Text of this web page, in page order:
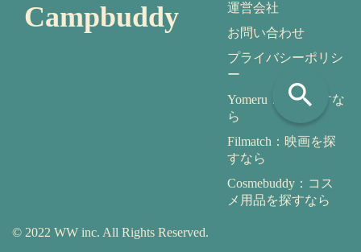
search
Campbuddy
運営会社
お問い合わせ
プライバシーポリシ
ー
Yomeru：本を探すな
ら
Filmatch：映画を探
すなら
Cosmebuddy：コス
メ用品を探すなら
© 2022 WW inc. All Rights Reserved.